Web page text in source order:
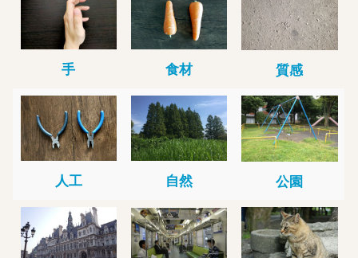
手 食材 質感
人工 自然 公園